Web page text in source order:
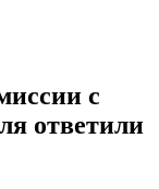
с
ответили